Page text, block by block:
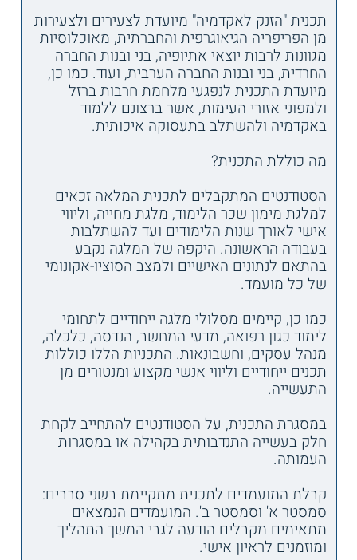
תכנית "הזנק לאקדמיה" מיועדת לצעירים ולצעירות
מן הפריפריה הגיאוגרפית והחברתית, מאוכלוסיות
מגוונות לרבות יוצאי אתיופיה, בני ובנות החברה
החרדית, בני ובנות החברה הערבית, ועוד. כמו כן,
מיועדת התכנית לנפגעי מלחמת חרבות ברזל
ולמפוני אזורי העימות, אשר ברצונם ללמוד
באקדמיה ולהשתלב בתעסוקה איכותית.
מה כוללת התכנית?
הסטודנטים המתקבלים לתכנית המלאה זכאים
למלגת מימון שכר הלימוד, מלגת מחייה, וליווי
אישי לאורך שנות הלימודים ועד להשתלבות
בעבודה הראשונה. היקפה של המלגה נקבע
בהתאם לנתונים האישיים ולמצב הסוציו-אקונומי
של כל מועמד.
כמו כן, קיימים מסלולי מלגה ייחודיים לתחומי
לימוד כגון רפואה, מדעי המחשב, הנדסה, כלכלה,
מנהל עסקים, וחשבונאות. התכניות הללו כוללות
תכנים ייחודיים וליווי אנשי מקצוע ומנטורים מן
התעשייה.
במסגרת התכנית, על הסטודנטים להתחייב לקחת
חלק בעשייה התנדבותית בקהילה או במסגרות
העמותה.
קבלת המועמדים לתכנית מתקיימת בשני סבבים:
סמסטר א' וסמסטר ב'. המועמדים הנמצאים
מתאימים מקבלים הודעה לגבי המשך התהליך
ומוזמנים לראיון אישי.